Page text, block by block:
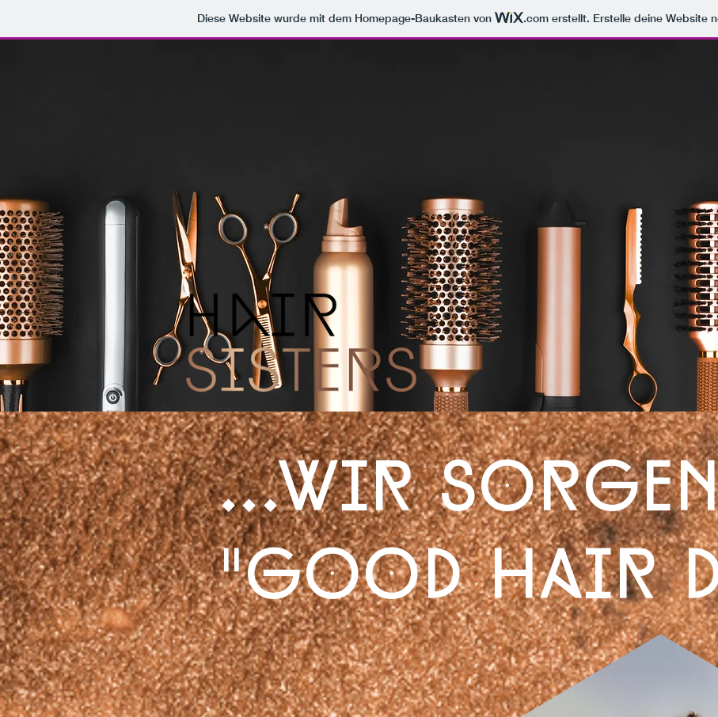
Diese Website wurde mit dem Homepage-Baukasten von .com erstellt. Erstelle deine Website
...wir
"good hair